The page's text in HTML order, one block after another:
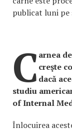
publicat luni
C arnea
creşte
dacă
studiu
of Internal
Înlocuirea